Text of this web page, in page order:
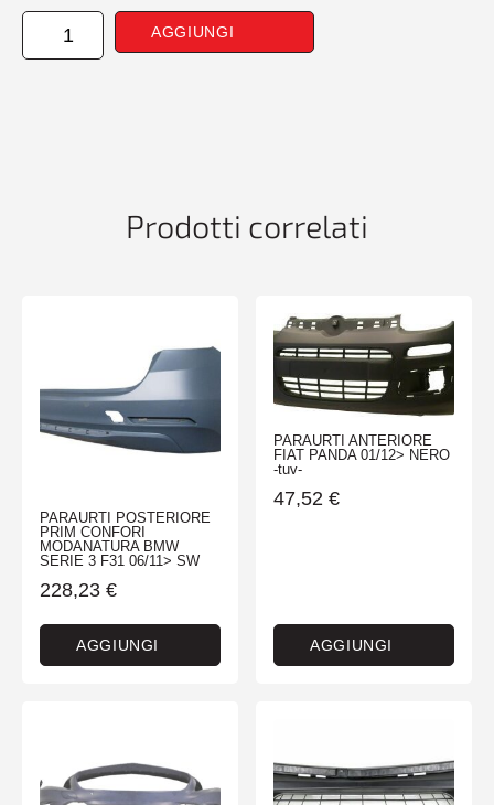
PARAURTI
ANTERIORE
AGGIUNGI
Prodotti correlati
PARAURTI POSTERIORE
PRIM CONFORI
MODANATURA BMW
SERIE 3 F31 06/11> SW
228,23 €
AGGIUNGI
PARAURTI ANTERIORE
FIAT PANDA 01/12> NERO
-tuv-
47,52 €
AGGIUNGI